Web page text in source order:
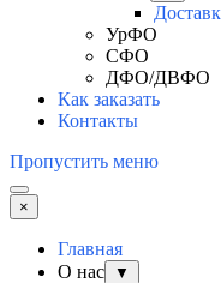
УрФО
СФО
ДФО/ДВФО
Как заказать
Контакты
Пропустить меню
×
Главная
О нас
▼